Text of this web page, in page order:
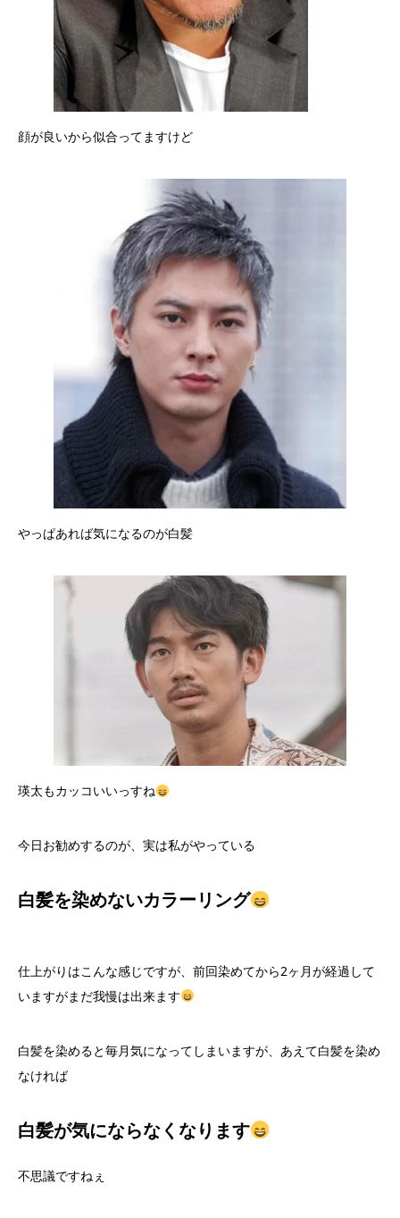
顔が良いから似合ってますけど
やっぱあれば気になるのが白髪
瑛太もカッコいいっすね
今日お勧めするのが、実は私がやっている
白髪を染めないカラーリング
仕上がりはこんな感じですが、前回染めてから2ヶ月が経過して
いますがまだ我慢は出来ます
白髪を染めると毎月気になってしまいますが、あえて白髪を染め
なければ
白髪が気にならなくなります
不思議ですねぇ